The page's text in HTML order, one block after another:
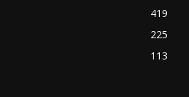
419
225
113